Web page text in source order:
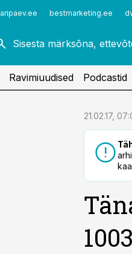
aripaev.ee bestmarketing.ee
Vaktsineerimine
Ravimiuudised Podcastid
21.02.17,